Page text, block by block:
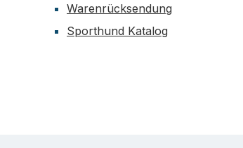
Warenrücksendung
Sporthund Katalog